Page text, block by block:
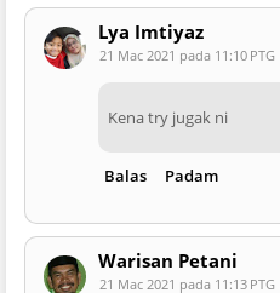
Lya Imtiyaz
21 Mac 2021 pada 11:10 PTG
Kena try jugak ni
Balas Padam
Warisan Petani
21 Mac 2021 pada 11:13 PTG